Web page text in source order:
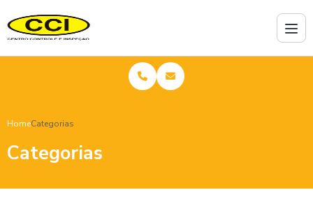
HomeCategorias
Categorias